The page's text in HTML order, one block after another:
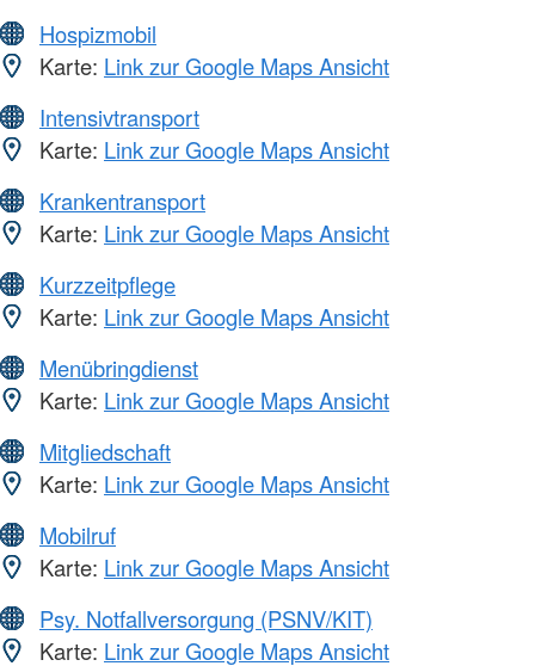
Hospizmobil
Karte: Link zur Google Maps Ansicht
Intensivtransport
Karte: Link zur Google Maps Ansicht
Krankentransport
Karte: Link zur Google Maps Ansicht
Kurzzeitpflege
Karte: Link zur Google Maps Ansicht
Menübringdienst
Karte: Link zur Google Maps Ansicht
Mitgliedschaft
Karte: Link zur Google Maps Ansicht
Mobilruf
Karte: Link zur Google Maps Ansicht
Psy. Notfallversorgung (PSNV/KIT)
Karte: Link zur Google Maps Ansicht